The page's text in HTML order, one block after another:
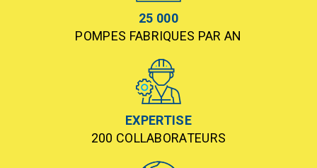
25 000
POMPES FABRIQUES PAR AN
EXPERTISE
200 COLLABORATEURS